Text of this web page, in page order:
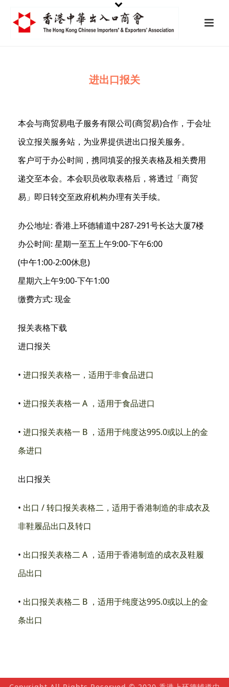
进出口报关
本会与商贸易电子服务有限公司(商贸易)合作，于会址
设立报关服务站，为业界提供进出口报关服务。
客户可于办公时间，携同填妥的报关表格及相关费用
递交至本会。本会职员收取表格后，将透过「商贸
易」即日转交至政府机构办理有关手续。
办公地址: 香港上环德辅道中287-291号长达大厦7楼
办公时间: 星期一至五上午9:00-下午6:00
(中午1:00-2:00休息)
星期六上午9:00-下午1:00
缴费方式: 现金
报关表格下载
进口报关
• 进口报关表格一，适用于非食品进口
• 进口报关表格一 A ，适用于食品进口
• 进口报关表格一 B ，适用于纯度达995.0或以上的金
条进口
出口报关
• 出口 /转口报关表格二，适用于香港制造的非成衣及
非鞋履品出口及转口
• 出口报关表格二A ，适用于香港制造的成衣及鞋履
品出口
• 出口报关表格二 B ，适用于纯度达995.0或以上的金
条出口